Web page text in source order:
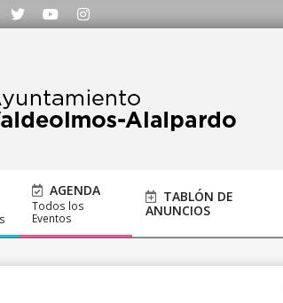
91 620 21 53 o escríbenos a ayuntamiento@alalpardo.org
AGENDA
Todos los
Eventos
TABLÓN DE
ANUNCIOS